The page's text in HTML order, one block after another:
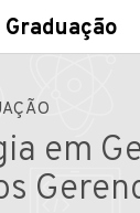
Graduação
em